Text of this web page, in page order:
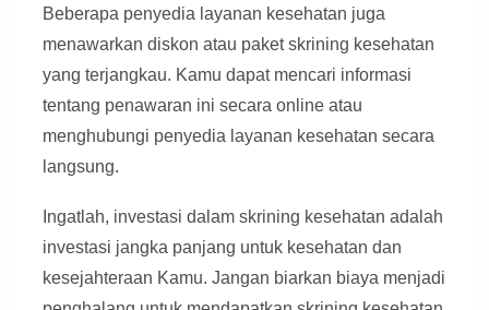
Beberapa penyedia layanan kesehatan juga
menawarkan diskon atau paket skrining kesehatan
yang terjangkau. Kamu dapat mencari informasi
tentang penawaran ini secara online atau
menghubungi penyedia layanan kesehatan secara
langsung.
Ingatlah, investasi dalam skrining kesehatan adalah
investasi jangka panjang untuk kesehatan dan
kesejahteraan Kamu. Jangan biarkan biaya menjadi